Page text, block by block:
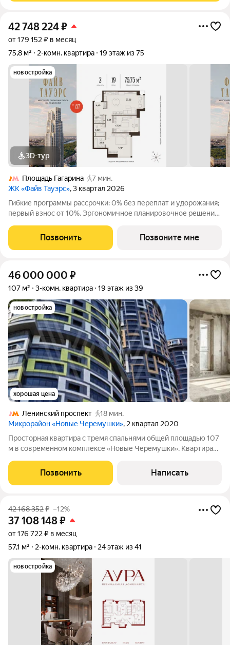
42 748 224₽
от 179 152 ₽ в месяц
75,8 м²
2-комн. квартира 19 этаж из 75
новостройка
3D-тур
Площадь Гагарина
7 мин.
ЖК «Файв Тауэрс», 3 квартал 2026
Гибкие программы рассрочки: 0% без переплат и удорожания;
первый взнос от 10%. Эргономичное планировочное решение
холл с примыкающим к нему гостевым санузлом,
разделяющий входную часть квартиры от
Позвонить Позвоните мне
46 000 000 ₽
107 м² 3-комн. квартира 19 этаж из 39
новостройка
хорошая цена
Ленинский проспект
18 мин.
Микрорайон «Новые Черемушки», 2 квартал 2020
Просторная квартира с тремя спальнями общей площадью 107
м в современном комплексе «Новые Черёмушки». Квартира
Возможно спланировать кухню-гостиную, мастер-спальню,
две спальни, ванную комнату,
Позвонить Написать
42 168 352₽ –12%
37 108 148₽
от 176 722 ₽ в месяц
57,1 м²
2-комн. квартира 24 этаж из 41
новостройка